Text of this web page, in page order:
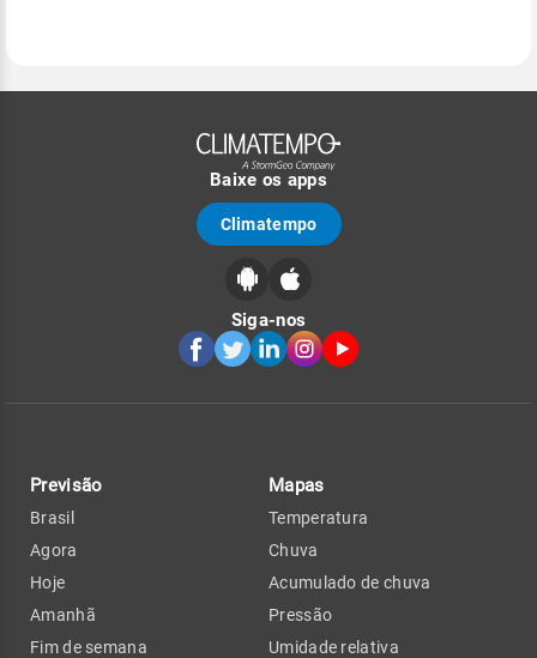
Baixe os apps
Climatempo
Siga-nos
Previsão
Brasil
Agora
Hoje
Amanhã
Fim de semana
Mapas
Temperatura
Chuva
Acumulado de chuva
Pressão
Umidade relativa